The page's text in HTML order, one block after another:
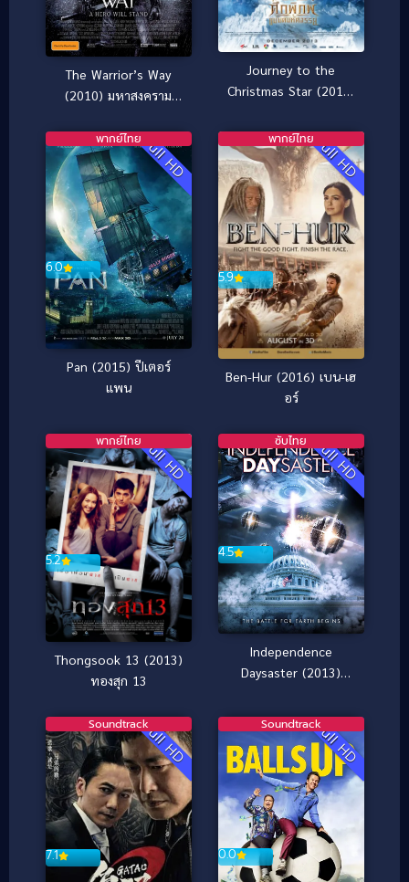
The Warrior’s Way
(2010) มหาสงคราม
Journey to the
Christmas Star (2013)
Full HD
6.0
พากย์ไทย
Pan (2015) ปีเตอร์
แพน
Full HD
5.9
พากย์ไทย
Ben-Hur (2016) เบน-เฮ
อร์
Full HD
5.2
พากย์ไทย
Thongsook 13 (2013)
ทองสุก 13
Full HD
4.5
ซับไทย
Independence
Daysaster (2013)
Full HD
7.1
Soundtrack Full HD
0.0
Soundtrack